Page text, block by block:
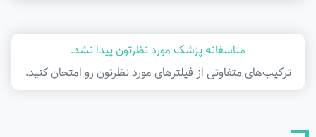
متاسفانه پزشک مورد نظرتون پیدا نشد.
ترکیب‌های متفاوتی از فیلتر‌های مورد نظرتون رو امتحان کنید.